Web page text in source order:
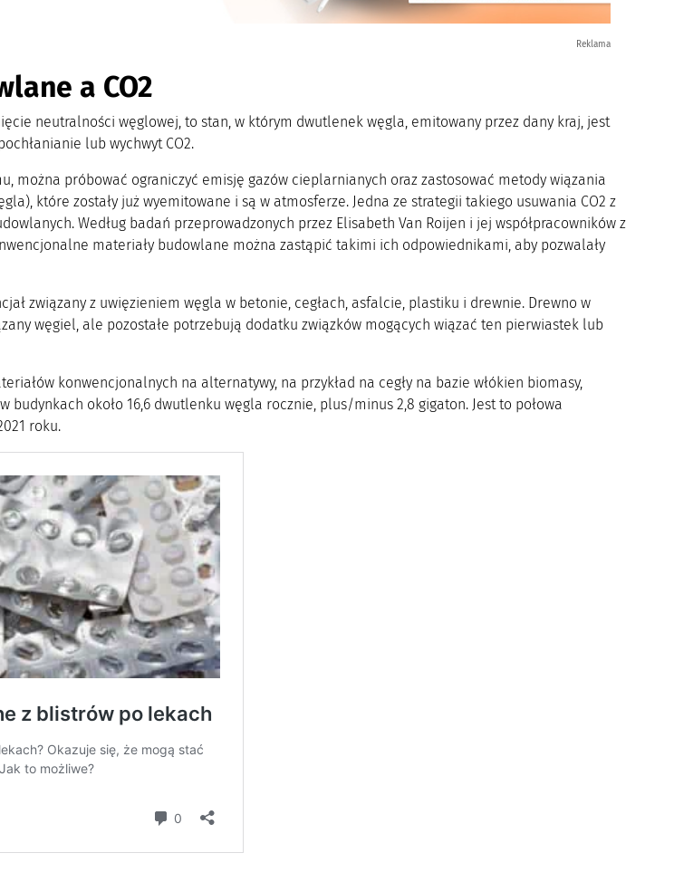
Reklama
a CO2
neutralności węglowej, to stan, w którym dwutlenek węgla, emitowany przez dany kraj, jest
lub wychwyt CO2.
można próbować ograniczyć emisję gazów cieplarnianych oraz zastosować metody wiązania
które zostały już wyemitowane i są w atmosferze. Jedna ze strategii takiego usuwania CO2 z
Według badań przeprowadzonych przez Elisabeth Van Roijen i jej współpracowników z
materiały budowlane można zastąpić takimi ich odpowiednikami, aby pozwalały
związany z uwięzieniem węgla w betonie, cegłach, asfalcie, plastiku i drewnie. Drewno w
węgiel, ale pozostałe potrzebują dodatku związków mogących wiązać ten pierwiastek lub
konwencjonalnych na alternatywy, na przykład na cegły na bazie włókien biomasy,
budynkach około 16,6 dwutlenku węgla rocznie, plus/minus 2,8 gigaton. Jest to połowa
roku.